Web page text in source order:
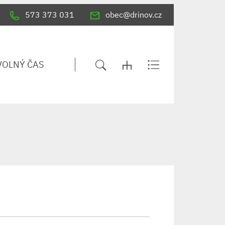
573 373 031 obec@drinov.cz
ČAS